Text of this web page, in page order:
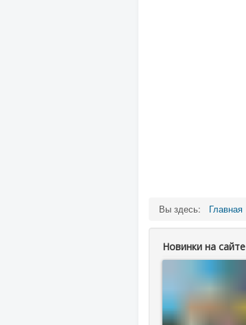
Вы здесь: Главная
Новинки на сайте